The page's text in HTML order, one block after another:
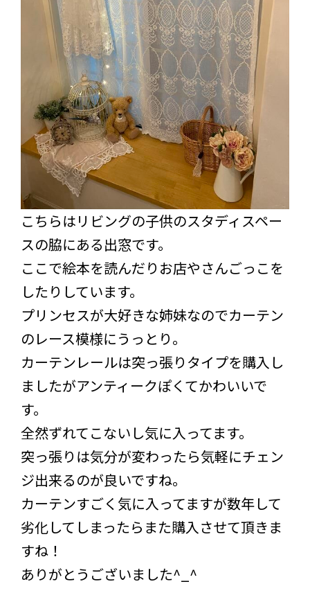
こちらはリビングの子供のスタディスペー
スの脇にある出窓です。
ここで絵本を読んだりお店やさんごっこを
したりしています。
プリンセスが大好きな姉妹なのでカーテン
のレース模様にうっとり。
カーテンレールは突っ張りタイプを購入し
ましたがアンティークぽくてかわいいで
す。
全然ずれてこないし気に入ってます。
突っ張りは気分が変わったら気軽にチェン
ジ出来るのが良いですね。
カーテンすごく気に入ってますが数年して
劣化してしまったらまた購入させて頂きま
すね！
ありがとうございました^_^